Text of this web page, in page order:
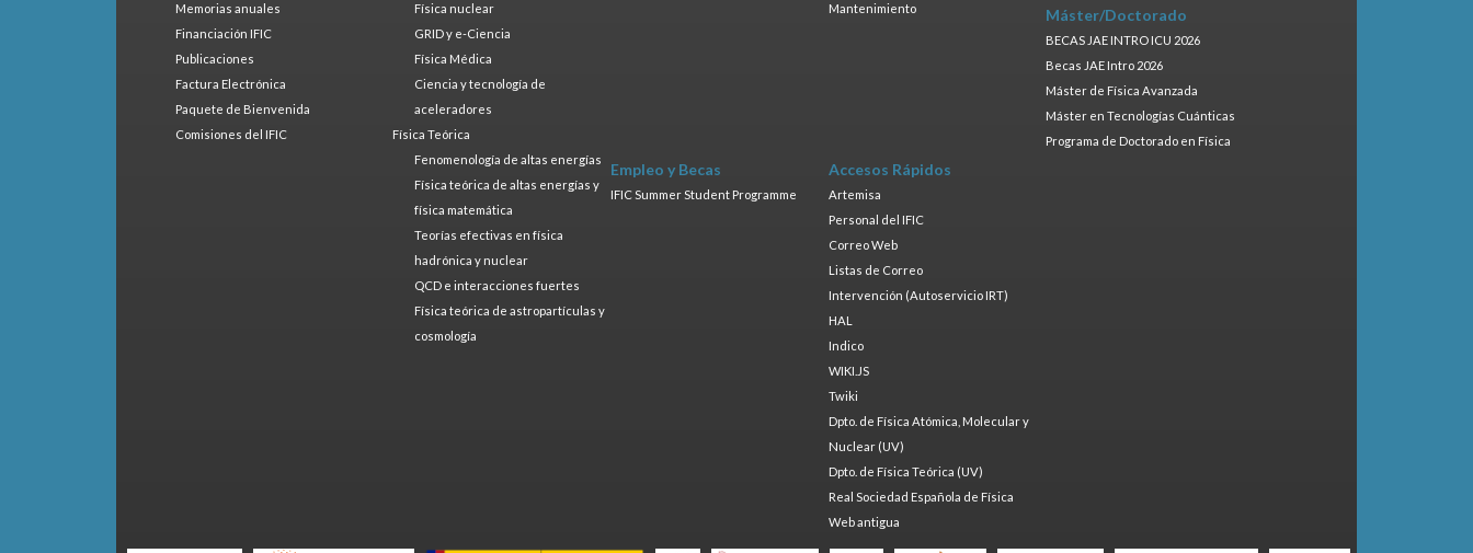
Memorias anuales
Financiación IFIC
Publicaciones
Factura Electrónica
Paquete de Bienvenida
Comisiones del IFIC
Física nuclear
GRID y e-Ciencia
Física Médica
Ciencia y tecnología de
aceleradores
Física Teórica
Fenomenología de altas energías
Física teórica de altas energías y
física matemática
Teorías efectivas en física
hadrónica y nuclear
QCD e interacciones fuertes
Física teórica de astropartículas y
cosmología
Mantenimiento
Máster/Doctorado
BECAS JAE INTRO ICU 2026
Becas JAE Intro 2026
Máster de Física Avanzada
Máster en Tecnologías Cuánticas
Programa de Doctorado en Física
Empleo y Becas
IFIC Summer Student Programme
Accesos Rápidos
Artemisa
Personal del IFIC
Correo Web
Listas de Correo
Intervención (Autoservicio IRT)
HAL
Indico
WIKI.JS
Twiki
Dpto. de Física Atómica, Molecular y
Nuclear (UV)
Dpto. de Física Teórica (UV)
Real Sociedad Española de Física
Web antigua